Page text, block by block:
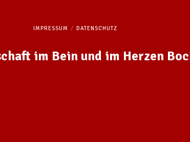
IMPRESSUM DATENSCHUTZ
im Bein und im Herzen